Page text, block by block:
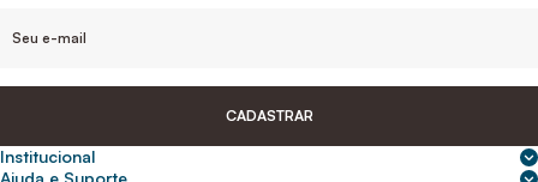
CADASTRAR
Institucional
Sobre nós
Ajuda e Suporte